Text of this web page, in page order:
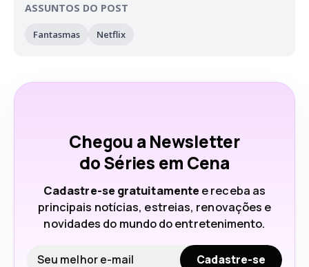
ASSUNTOS DO POST
Fantasmas Netflix
Chegou a Newsletter
do Séries em Cena
Cadastre-se gratuitamente e receba as
principais notícias, estreias, renovações e
novidades do mundo do entretenimento.
Seu e-mail
Cadastre-se